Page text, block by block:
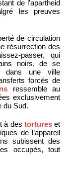
de l’apartheid
les preuves
de circulation
résurrection des
passer, qui
noirs, de se
dans une ville
forcés de
ressemble au
exclusivement
du Sud.
à des tortureset
de l’appareil
subissent des
occupés, tout